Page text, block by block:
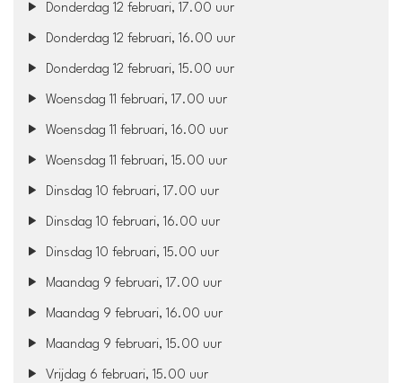
Donderdag 12 februari, 17.00 uur
Donderdag 12 februari, 16.00 uur
Donderdag 12 februari, 15.00 uur
Woensdag 11 februari, 17.00 uur
Woensdag 11 februari, 16.00 uur
Woensdag 11 februari, 15.00 uur
Dinsdag 10 februari, 17.00 uur
Dinsdag 10 februari, 16.00 uur
Dinsdag 10 februari, 15.00 uur
Maandag 9 februari, 17.00 uur
Maandag 9 februari, 16.00 uur
Maandag 9 februari, 15.00 uur
Vrijdag 6 februari, 15.00 uur